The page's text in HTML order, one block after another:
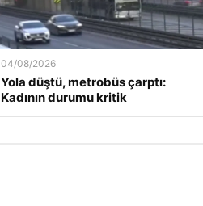
04/08/2026
Yola düştü, metrobüs çarptı:
Kadının durumu kritik